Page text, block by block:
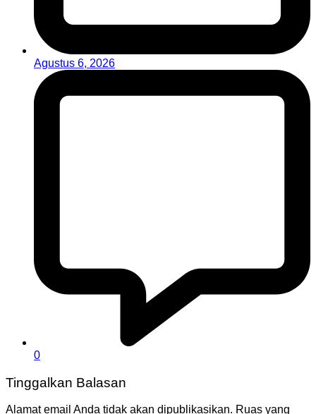
Agustus 6, 2026
0
Tinggalkan Balasan
Alamat email Anda tidak akan dipublikasikan. Ruas yang